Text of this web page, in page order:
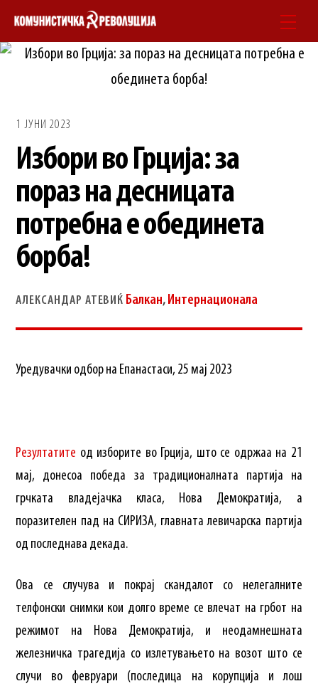
Skip
content
1 ЈУНИ 2023
Избори во Грција: за
пораз на десницата
потребна е обединета
борба!
АЛЕКСАНДАР АТЕВИЌ Балкан,Интернационала
Уредувачки одбор на Епанастаси, 25 мај 2023
Резултатите од изборите во Грција, што се одржаа на 21
мај, донесоа победа за традиционалната партија на
грчката владејачка класа, Нова Демократија, а
поразителен пад на СИРИЗА, главната левичарска партија
од последнава декада.
Ова се случува и покрај скандалот со нелегалните
телфонски снимки кои долго време се влечат на грбот на
режимот на Нова Демократија, и неодамнешната
железничка трагедија со излетувањето на возот што се
случи во февруари (последица на корупција и лош